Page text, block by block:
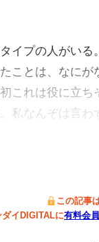
イプの人がいる。
ことは、なにが
これは役に立
私なんぞは言
この記事
ダイDIGITALに有料会